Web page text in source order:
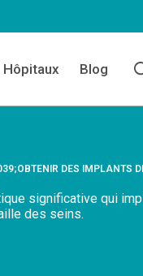
Hôpitaux Blog
DES IMPLANTS
significative qui
des seins.